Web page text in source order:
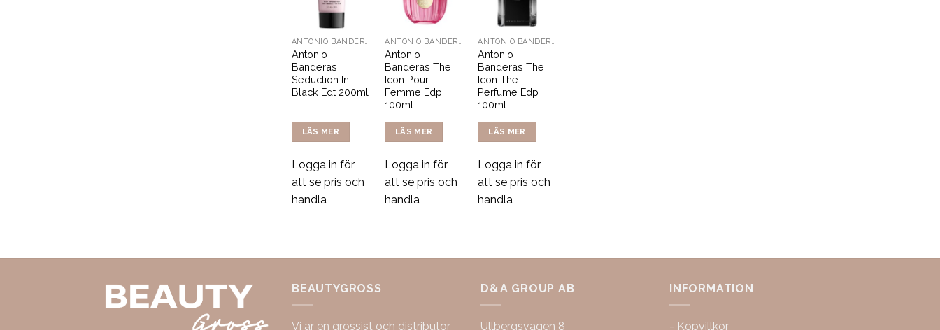
ANTONIO BANDERAS
Antonio
Banderas
Seduction In
Black Edt 200ml
LÄS MER
Logga in för
att se pris och
handla
ANTONIO BANDERAS
Antonio
Banderas The
Icon Pour
Femme Edp
100ml
LÄS MER
Logga in för
att se pris och
handla
ANTONIO BANDERAS
Antonio
Banderas The
Icon The
Perfume Edp
100ml
LÄS MER
Logga in för
att se pris och
handla
BEAUTYGROSS
Vi är en grossist och distributör
D&A GROUP AB
Ullbergsvägen 8
INFORMATION
- Köpvillkor